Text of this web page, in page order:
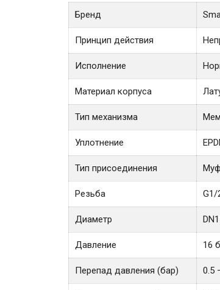
Бренд
Принцип действия
Исполнение
Материал корпуса
Тип механизма
Уплотнение
Тип присоединения
Резьба G1/
Диаметр
Давление 16
Перепад давления (бар) 0.5